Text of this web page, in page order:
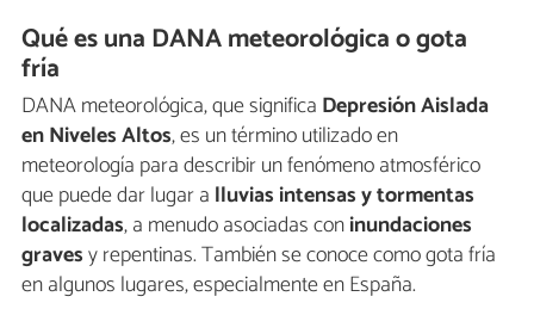
Qué es una DANA meteorológica o gota
fría
DANA meteorológica, que significa Depresión Aislada
en Niveles Altos, es un término utilizado en
meteorología para describir un fenómeno atmosférico
que puede dar lugar a lluvias intensas y tormentas
localizadas, a menudo asociadas coninundaciones
gravesy repentinas. También se conoce como gota fría
en algunos lugares, especialmente en España.